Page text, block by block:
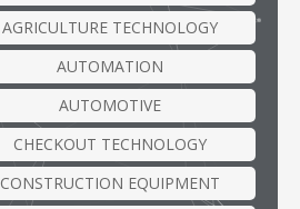
AGRICULTURE TECHNOLOGY
AUTOMATION
AUTOMOTIVE
CHECKOUT TECHNOLOGY
CONSTRUCTION EQUIPMENT